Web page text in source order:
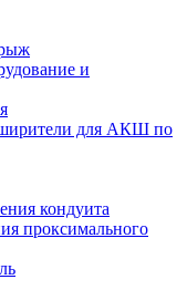
и
для АКШ по
кондуита
проксимального